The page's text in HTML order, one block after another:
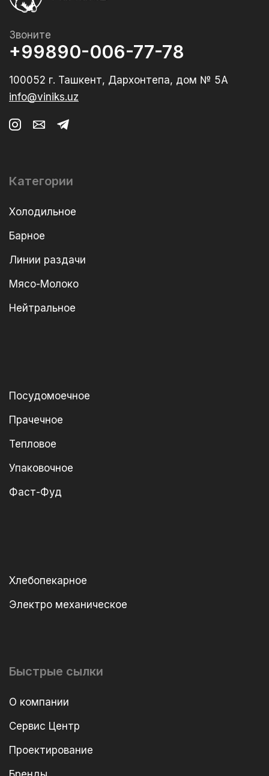
Звоните
+99890-006-77-78
100052 г. Ташкент, Дархонтепа, дом № 5А
info@viniks.uz
Категории
Холодильное
Барное
Линии раздачи
Мясо-Молоко
Нейтральное
Посудомоечное
Прачечное
Тепловое
Упаковочное
Фаст-Фуд
Хлебопекарное
Электро механическое
Быстрые сылки
О компании
Сервис Центр
Проектирование